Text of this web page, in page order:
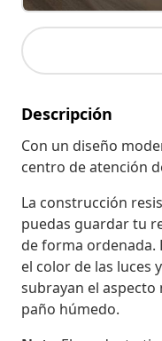
Descripción
Con un diseño
centro de atención
La construcción
puedas guardar tu
de forma ordenada.
el color de las luces
subrayan el aspecto
paño húmedo.